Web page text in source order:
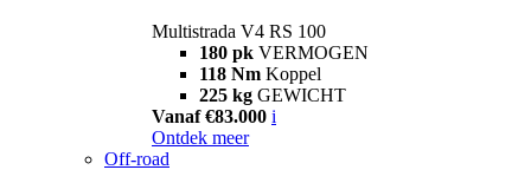
Multistrada V4 RS 100
180 pk VERMOGEN
118 Nm Koppel
225 kg GEWICHT
Vanaf €83.000 i
Ontdek meer
Off-road